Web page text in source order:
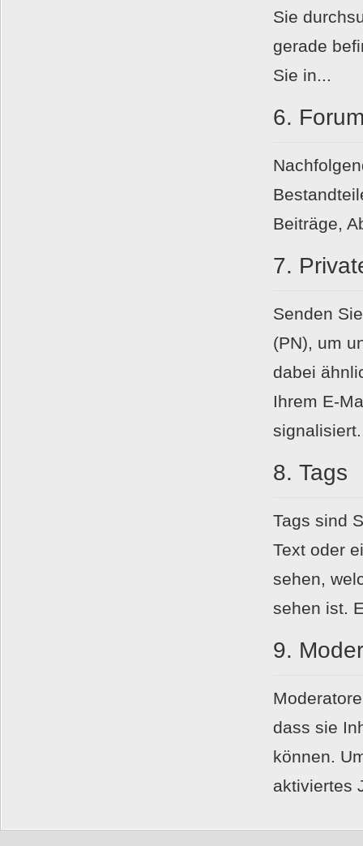
Sie
gerade
Sie in...
6.
Beiträge,
7.
Senden
(PN), um
dabei
Ihrem E-
8. Tags
Tags sind
Text oder
sehen,
sehen ist.
9.
dass sie
können.
aktiviertes